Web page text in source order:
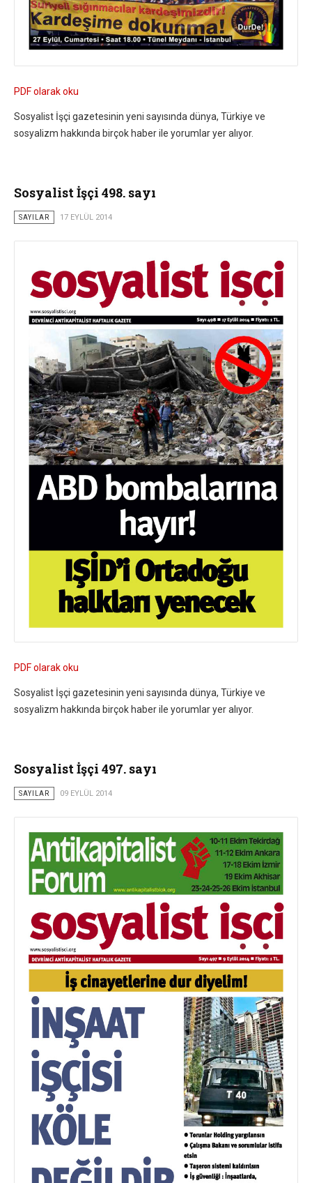
PDF olarak oku
Sosyalist İşçi gazetesinin yeni sayısında dünya, Türkiye ve
sosyalizm hakkında birçok haber ile yorumlar yer alıyor.
Sosyalist İşçi 498. sayı
SAYILAR 17 EYLÜL 2014
PDF olarak oku
Sosyalist İşçi gazetesinin yeni sayısında dünya, Türkiye ve
sosyalizm hakkında birçok haber ile yorumlar yer alıyor.
Sosyalist İşçi 497. sayı
SAYILAR 09 EYLÜL 2014